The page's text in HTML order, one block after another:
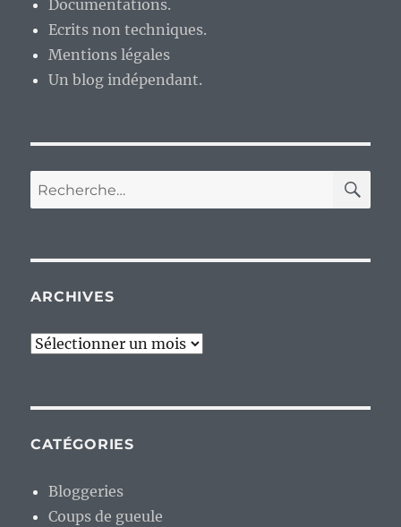
Documentations.
Ecrits non techniques.
Mentions légales
Un blog indépendant.
Recherche
pour :
ARCHIVES
Archives
CATÉGORIES
Bloggeries
Coups de gueule